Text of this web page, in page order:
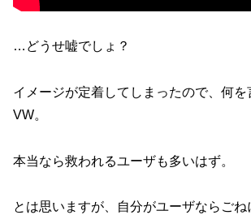
…どうせ嘘でしょ？
イメージが定着してしまったので、何を
VW。
本当なら救われるユーザも多いはず。
とは思いますが、自分がユーザならご